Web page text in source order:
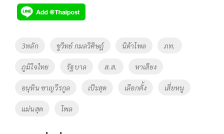
e
b
o
o
k
tt
er
p
y
Li
k
Tags
3หลัก ชูวิทย์ กมลวิศิษฎ์ นิด้าโพล ภท.
ภูมิใจไทย รัฐบาล ส.ส. หาเสียง
อนุทิน ชาญวีรกูล เป๊ะสุด เลือกตั้ง เสี่ยหนู
แม่นสุด โพล